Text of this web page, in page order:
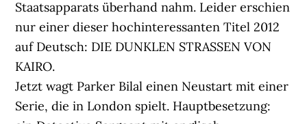
Staatsapparats überhand nahm. Leider erschien
nur einer dieser hochinteressanten Titel 2012
auf Deutsch: DIE DUNKLEN STRASSEN VON
KAIRO.
Jetzt wagt Parker Bilal einen Neustart mit einer
Serie, die in London spielt. Hauptbesetzung: